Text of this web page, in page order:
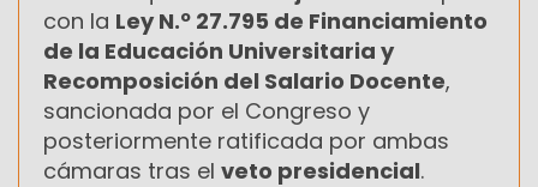
con la Ley N.º 27.795 de Financiamiento
de la Educación Universitaria y
Recomposición del Salario Docente,
sancionada por el Congreso y
posteriormente ratificada por ambas
cámaras tras el veto presidencial.